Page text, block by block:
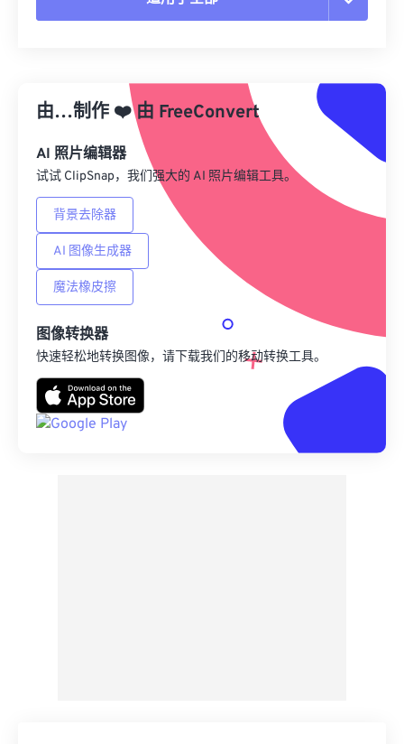
从预设应用
另存为预设
由…制作 ❤️由 FreeConvert
AI 照片编辑器
试试 ClipSnap，我们强大的 AI 照片编辑工具。
背景去除器
AI 图像生成器
魔法橡皮擦
图像转换器
快速轻松地转换图像，请下载我们的移动转换工具。